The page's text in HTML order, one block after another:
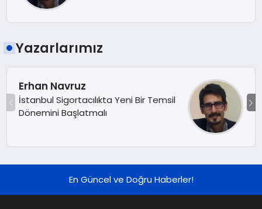
Yazarlarımız
Erhan Navruz
İstanbul Sigortacılıkta Yeni Bir Temsil
Dönemini Başlatmalı
En Güncel ve Doğru Haberler!